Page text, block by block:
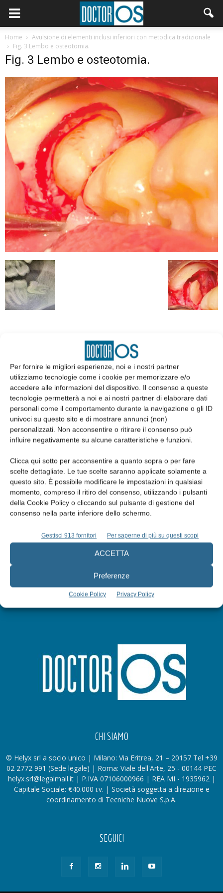
Per fornire le migliori esperienze, noi e i nostri partner
utilizziamo tecnologie come i cookie per memorizzare e/o
accedere alle informazioni del dispositivo. Il consenso a queste
tecnologie permetterà a noi e ai nostri partner di elaborare dati
personali come il comportamento durante la navigazione o gli ID
univoci su questo sito e di mostrare annunci (non)
personalizzati. Non acconsentire o ritirare il consenso può
influire negativamente su alcune caratteristiche e funzioni.
Clicca qui sotto per acconsentire a quanto sopra o per fare
scelte dettagliate. Le tue scelte saranno applicate solamente a
questo sito. È possibile modificare le impostazioni in qualsiasi
momento, compreso il ritiro del consenso, utilizzando i pulsanti
della Cookie Policy o cliccando sul pulsante di gestione del
consenso nella parte inferiore dello schermo.
Gestisci 913 fornitori Per saperne di più su questi scopi
ACCETTA
Preferenze
Cookie Policy Privacy Policy
Home
Avulsione di elementi inclusi inferiori con metodica tradizionale
Fig. 3 Lembo e osteotomia.
Fig. 3 Lembo e osteotomia.
Edicola web
CHI SIAMO
© Helyx srl a socio unico | Milano: Via Eritrea, 21 – 20157 Tel +39
02 2772 991 (Sede legale) | Roma: Viale dell'Arte, 25 - 00144 PEC
helyx.srl@legalmail.it | P.IVA 07106000966 | REA MI - 1935962 |
Capitale Sociale: €40.000 i.v. | Società soggetta a direzione e
coordinamento di Tecniche Nuove S.p.A.
SEGUICI